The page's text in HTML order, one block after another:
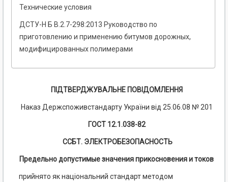
Технические условия
ДСТУ-Н Б В.2.7-298:2013 Руководство по
приготовлению и применению битумов дорожных,
модифицированных полимерами
ПІДТВЕРДЖУВАЛЬНЕ ПОВІДОМЛЕННЯ
Наказ Держспоживстандарту України від 25.06.08 № 201
ГОСТ 12.1.038-82
ССБТ. ЭЛЕКТРОБЕЗОПАСНОСТЬ
Предельно допустимые значения прикосновения и токов
прийнято як національний стандарт методом